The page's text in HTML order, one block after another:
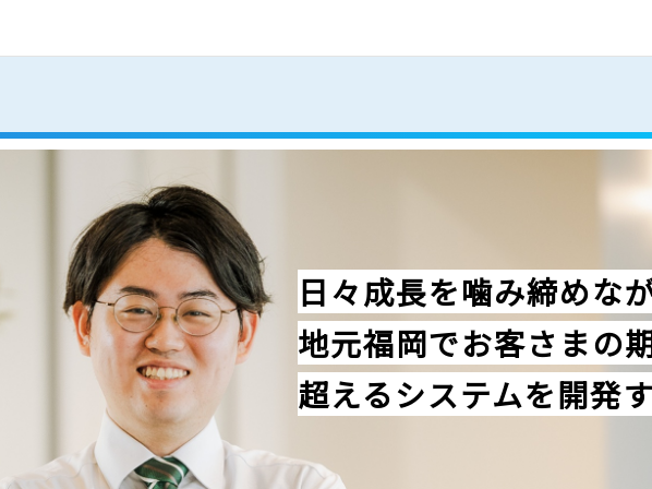
採用サイト 事業内容 ワークスタイル 社員紹介 新卒採用 キャリア採用
日々成長を噛み締めなが
地元福岡でお客さまの
超えるシステムを開発